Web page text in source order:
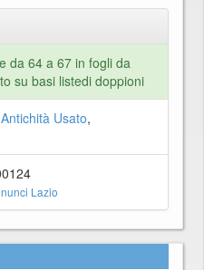
da 64 a 67 in fogli da
su basi listedi doppioni
Usato,
Lazio